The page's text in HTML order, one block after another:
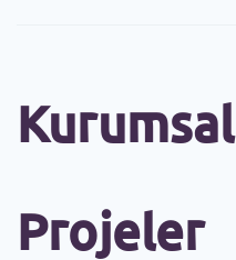
Kurumsal
Projeler